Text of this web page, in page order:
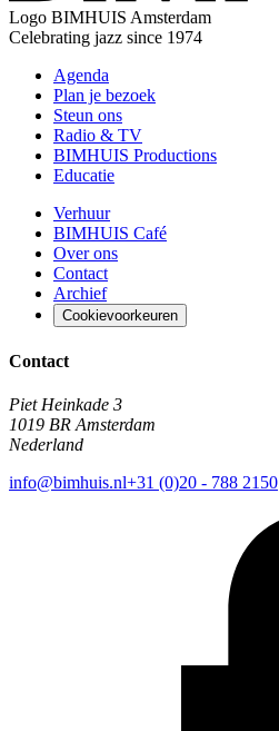
Logo BIMHUIS Amsterdam
Celebrating jazz since 1974
Agenda
Plan je bezoek
Steun ons
Radio & TV
BIMHUIS Productions
Educatie
Verhuur
BIMHUIS Café
Over ons
Contact
Archief
Cookievoorkeuren
Contact
Piet Heinkade 3
1019 BR Amsterdam
Nederland
info@bimhuis.nl+31 (0)20 - 788 2150